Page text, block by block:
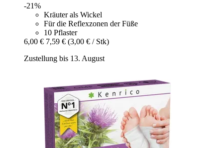
-21%
Kräuter als Wickel
Für die Reflexzonen der Füße
10 Pflaster
6,00 € 7,59 € (3,00 € / Stk)
Zustellung bis 13. August